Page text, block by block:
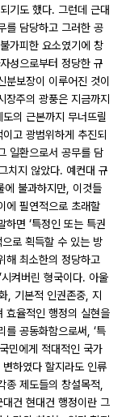
기도 했다. 그런데 근대
를 담당하고 그러한 공
가피한 요소였기에 창
성으로부터 정당한 규
보장이 이루어진 것이
장주의 광풍은 지금까지
의 근본까지 무너뜨릴
고 광범위하게 추진되
일환으로서 공무를 담
치지 않았다. 예컨대 규
에 불과하지만, 이것들
에 필연적으로 초래할
면 ‘특정인 또는 특권
으로 획득할 수 있는 방
해 최소한의 정당하고
켜버린 형국이다. 아울
, 기본적 인권존중, 지
효율적인 행정의 실현을
를 공동화함으로써, ‘특
민에게 적대적인 국가
하였다 할지라도 인류
종 제도들의 창설목적,
건 현대건 행정이란 그